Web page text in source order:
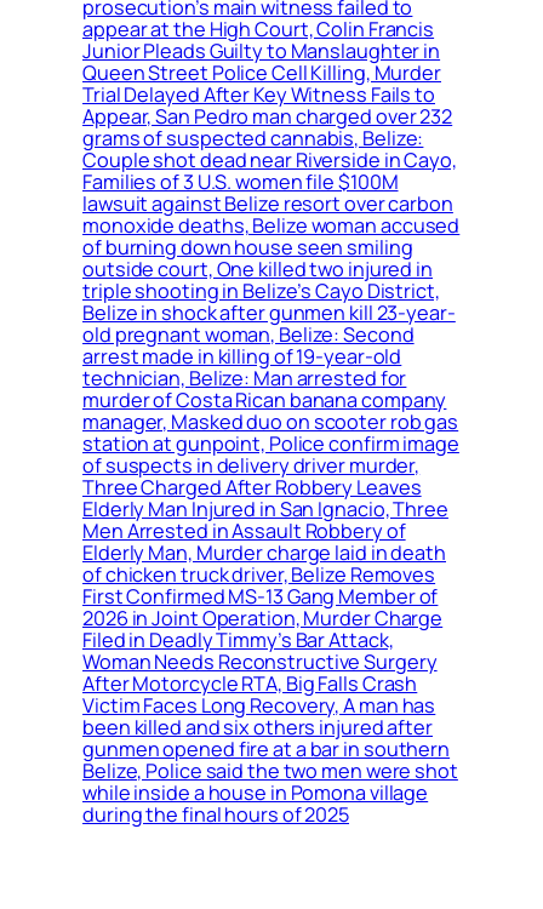
prosecution’s main witness failed to
appear at the High Court, Colin Francis
Junior Pleads Guilty to Manslaughter in
Queen Street Police Cell Killing, Murder
Trial Delayed After Key Witness Fails to
Appear, San Pedro man charged over 232
grams of suspected cannabis, Belize:
Couple shot dead near Riverside in Cayo,
Families of 3 U.S. women file $100M
lawsuit against Belize resort over carbon
monoxide deaths, Belize woman accused
of burning down house seen smiling
outside court, One killed two injured in
triple shooting in Belize’s Cayo District,
Belize in shock after gunmen kill 23-year-
old pregnant woman, Belize: Second
arrest made in killing of 19-year-old
technician, Belize: Man arrested for
murder of Costa Rican banana company
manager, Masked duo on scooter rob gas
station at gunpoint, Police confirm image
of suspects in delivery driver murder,
Three Charged After Robbery Leaves
Elderly Man Injured in San Ignacio, Three
Men Arrested in Assault Robbery of
Elderly Man, Murder charge laid in death
of chicken truck driver, Belize Removes
First Confirmed MS-13 Gang Member of
2026 in Joint Operation, Murder Charge
Filed in Deadly Timmy’s Bar Attack,
Woman Needs Reconstructive Surgery
After Motorcycle RTA, Big Falls Crash
Victim Faces Long Recovery, A man has
been killed and six others injured after
gunmen opened fire at a bar in southern
Belize, Police said the two men were shot
while inside a house in Pomona village
during the final hours of 2025